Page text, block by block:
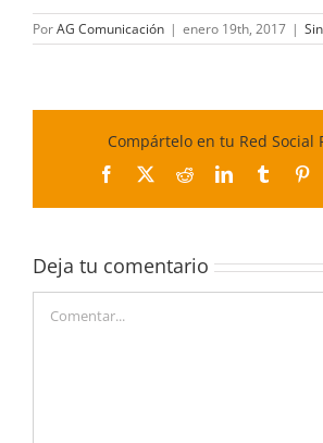
PorAG Comunicación | enero 19th, 2017 |
Compártelo en tu Red Social
Facebook
X RedditLinkedInTumblr
Deja tu comentario